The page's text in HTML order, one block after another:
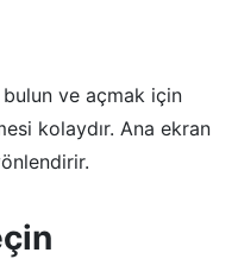
bulun ve açmak için
kolaydır. Ana ekran